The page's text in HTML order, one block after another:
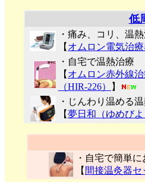
低
・痛み、コリ、温
【 オムロン電気治
・自宅で温熱治療
【 オムロン赤外線治
（HIR-226）
】
・じんわり温める
【夢日和（ゆめびよ
・自宅で簡単に
【 間接温灸器セ